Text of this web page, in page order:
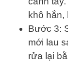
khô
Bước 3:
mới lau
rửa lại